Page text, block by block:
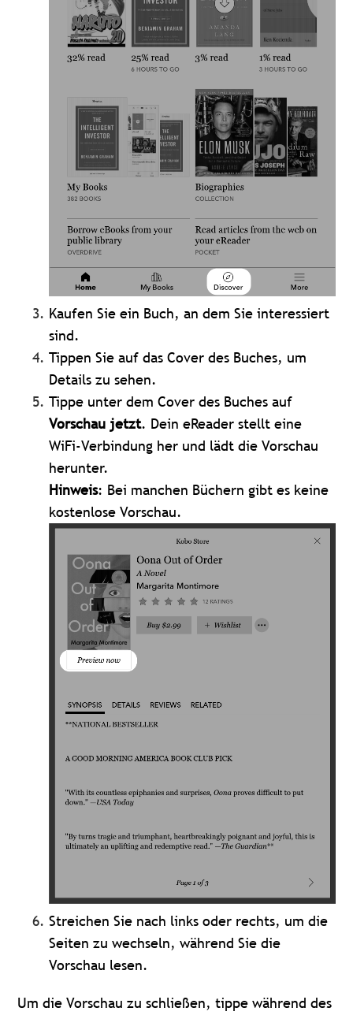
Kaufen Sie ein Buch, an dem Sie interessiert
sind.
Tippen Sie auf das Cover des Buches, um
Details zu sehen.
Tippe unter dem Cover des Buches auf
Vorschau jetzt. Dein eReader stellt eine
WiFi-Verbindung her und lädt die Vorschau
herunter.
Hinweis: Bei manchen Büchern gibt es keine
kostenlose Vorschau.
Streichen Sie nach links oder rechts, um die
Seiten zu wechseln, während Sie die
Vorschau lesen.
Um die Vorschau zu schließen, tippe während des